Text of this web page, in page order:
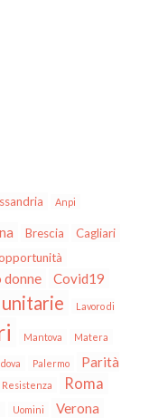
Anpi
Brescia
Cagliari
donne Covid19
Lavoro di
Mantova Matera
Palermo
Parità
Resistenza Roma
Uomini Verona